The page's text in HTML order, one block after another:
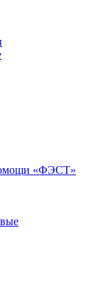
«ФЭСТ»